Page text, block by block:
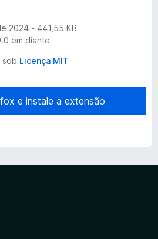
2024 - 441,55 KB
em diante
sob Licença MIT
e instale a extensão